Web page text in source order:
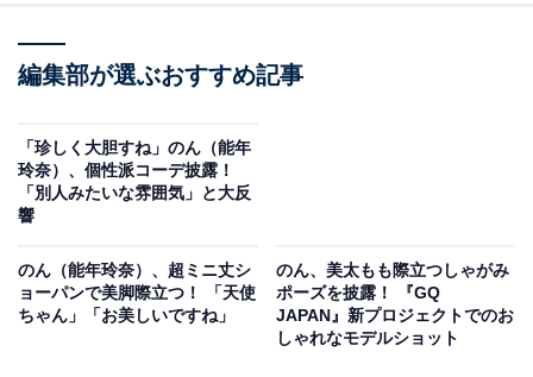
編集部が選ぶおすすめ記事
「珍しく大胆すね」のん（能年
玲奈）、個性派コーデ披露！
「別人みたいな雰囲気」と大反
響
のん（能年玲奈）、超ミニ丈シ
ョーパンで美脚際立つ！ 「天使
ちゃん」「お美しいですね」
のん、美太もも際立つしゃがみ
ポーズを披露！ 『GQ
JAPAN』新プロジェクトでのお
しゃれなモデルショット